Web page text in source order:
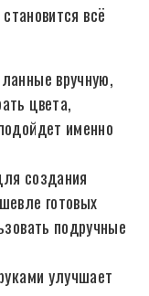
всё
вручную,
цвета,
именно
создания
готовых
подручные
улучшает